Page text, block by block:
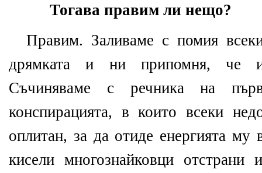
Тогава правим ли нещо?
Правим. Заливаме с помия
дрямката и ни припомня, че
Съчиняваме с речника на
конспирацията, в които всеки
оплитан, за да отиде енергията му
кисели многознайковци